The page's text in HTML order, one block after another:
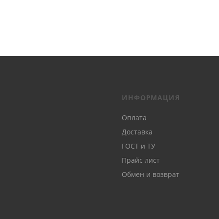
ИНФОРМАЦИЯ
Оплата
Доставка
ГОСТ и ТУ
Прайс лист
Обмен и возврат